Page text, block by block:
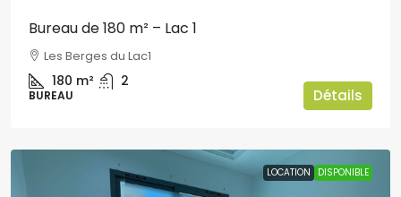
Bureau de 180 m² – Lac 1
Les Berges du Lac1
180 m² 2
BUREAU Détails
LOCATION DISPONIBLE